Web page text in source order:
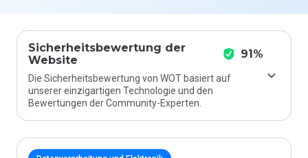
Sicherheitsbewertung der
Website
91%
Die Sicherheitsbewertung von WOT basiert auf
unserer einzigartigen Technologie und den
Bewertungen der Community-Experten.